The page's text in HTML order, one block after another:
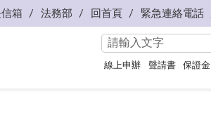
箱 法務部 回首頁 緊急連絡電話
線上申辦 聲請書 保證金